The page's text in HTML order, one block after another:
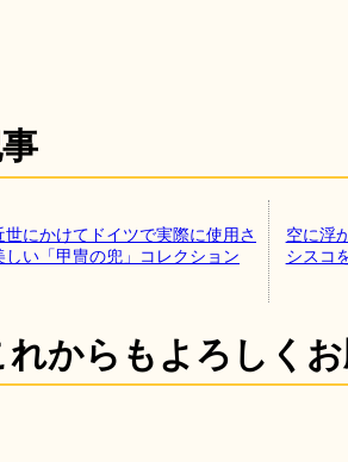
世にかけてドイツで実際に使用さ
しい「甲冑の兜」コレクション
空に浮
シスコ
れからもよろしく